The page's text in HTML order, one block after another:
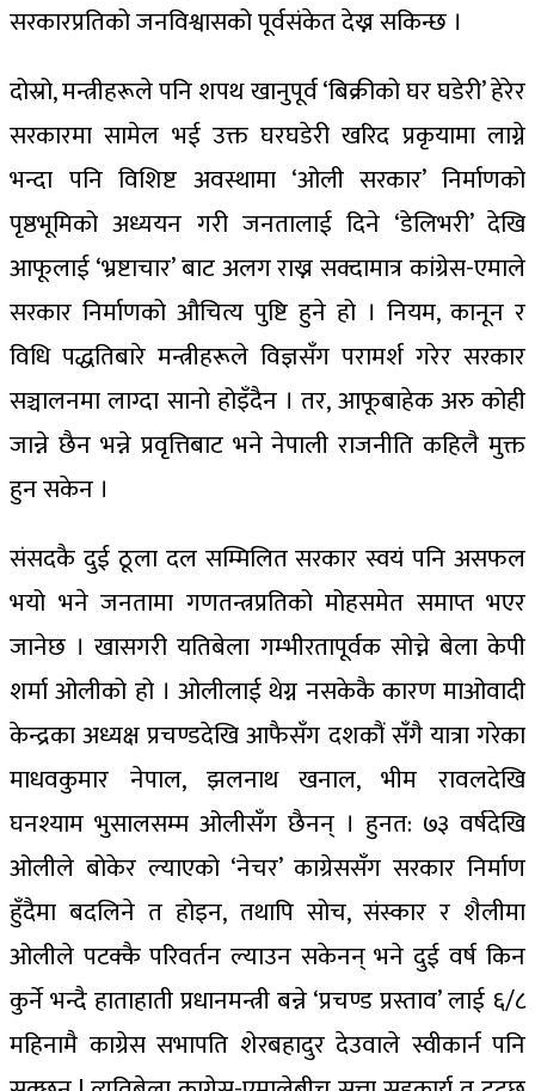
सरकारप्रतिको जनविश्वासको पूर्वसंकेत देख्न सकिन्छ ।
दोस्रो, मन्त्रीहरूले पनि शपथ खानुपूर्व ‘बिक्रीको घर घडेरी’ हेरेर
सरकारमा सामेल भई उक्त घरघडेरी खरिद प्रकृयामा लाग्ने
भन्दा पनि विशिष्ट अवस्थामा ‘ओली सरकार’ निर्माणको
पृष्ठभूमिको अध्ययन गरी जनतालाई दिने ‘डेलिभरी’ देखि
आफूलाई ‘भ्रष्टाचार’ बाट अलग राख्न सक्दामात्र कांग्रेस-एमाले
सरकार निर्माणको औचित्य पुष्टि हुने हो । नियम, कानून र
विधि पद्धतिबारे मन्त्रीहरूले विज्ञसँग परामर्श गरेर सरकार
सञ्चालनमा लाग्दा सानो होइँदैन । तर, आफूबाहेक अरु कोही
जान्ने छैन भन्ने प्रवृत्तिबाट भने नेपाली राजनीति कहिलै मुक्त
हुन सकेन ।
संसदकै दुई ठूला दल सम्मिलित सरकार स्वय‌ं पनि असफल
भयो भने जनतामा गणतन्त्रप्रतिको मोहसमेत समाप्त भएर
जानेछ । खासगरी यतिबेला गम्भीरतापूर्वक सोच्ने बेला केपी
शर्मा ओलीको हो । ओलीलाई थेग्न नसकेकै कारण माओवादी
केन्द्रका अध्यक्ष प्रचण्डदेखि आफैसँग दशकौं सँगै यात्रा गरेका
माधवकुमार नेपाल, झलनाथ खनाल, भीम रावलदेखि
घनश्याम भुसालसम्म ओलीसँग छैनन् । हुनत: ७३ वर्षदेखि
ओलीले बोकेर ल्याएको ‘नेचर’ काग्रेससँग सरकार निर्माण
हुँदैमा बदलिने त होइन, तथापि सोच, संस्कार र शैलीमा
ओलीले पटक्कै परिवर्तन ल्याउन सकेनन् भने दुई वर्ष किन
कुर्ने भन्दै हाताहाती प्रधानमन्त्री बन्ने ‘प्रचण्ड प्रस्ताव’ लाई ६/८
महिनामै काग्रेस सभापति शेरबहादुर देउवाले स्वीकार्न पनि